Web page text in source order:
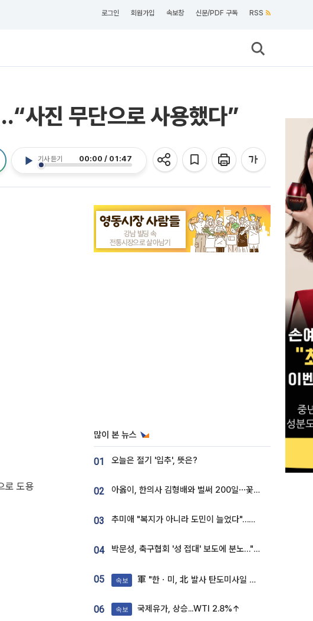
로그인 회원가입 속보창 신문/PDF 구독 RSS
사진 무단으로 사용했다”
기사 듣기 00:00 / 01:47
로 도용
많이 본 뉴스
01 오늘은 절기 '입추', 뜻은?
02 아옳이, 한의사 김형배와 벌써 200일⋯꽃다발 들고 "프러포즈 아냐"
03 추미애 "복지가 아니라 도민이 늘었다"…재정난 책임론 정면돌파
04 박문성, 축구협회 '성 접대' 보도에 분노…"다 말아먹으려고 작정했나"
05 속보 軍 "한ㆍ미, 北 발사 탄도미사일 제원 정밀분석 중"
06 속보 국제유가, 상승...WTI 2.8%↑